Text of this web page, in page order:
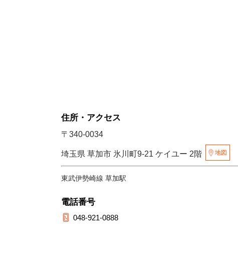
住所・アクセス
〒340-0034
埼玉県 草加市 氷川町9-21 ケイユー 2階 地図
東武伊勢崎線 草加駅
電話番号
048-921-0888